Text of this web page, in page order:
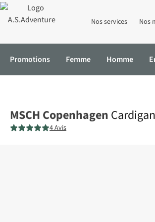
Nos services Nos
Promotions Femme Homme
MSCH Copenhagen
4 Avis